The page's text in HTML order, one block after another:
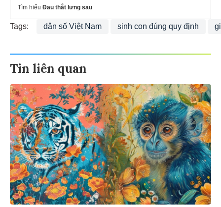
Tìm hiểu Đau thắt lưng sau
Tags: dân số Việt Nam sinh con đúng quy định
Tin liên quan